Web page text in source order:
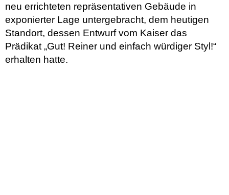
neu errichteten repräsentativen Gebäude in
exponierter Lage untergebracht, dem heutigen
Standort, dessen Entwurf vom Kaiser das
Prädikat „Gut! Reiner und einfach würdiger Styl!“
erhalten hatte.